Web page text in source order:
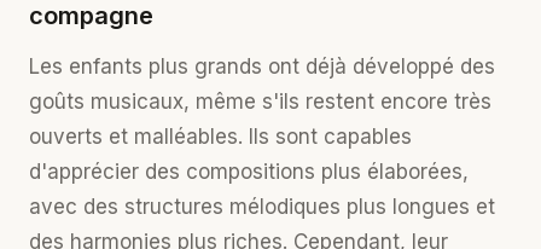
compagne
Les enfants plus grands ont déjà développé des
goûts musicaux, même s'ils restent encore très
ouverts et malléables. Ils sont capables
d'apprécier des compositions plus élaborées,
avec des structures mélodiques plus longues et
des harmonies plus riches. Cependant, leur